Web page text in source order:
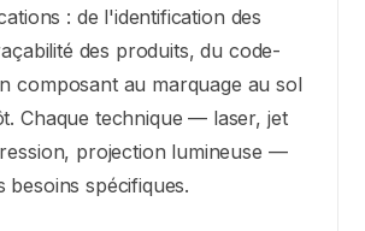
: de l'identification des
des produits, du code-
composant au marquage au sol
Chaque technique — laser, jet
projection lumineuse —
besoins spécifiques.